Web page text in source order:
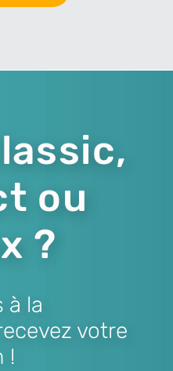
ou
?
à la
votre
!